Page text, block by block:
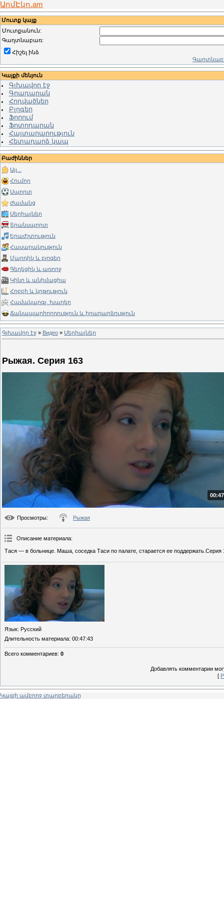
ԱրմԷկո.am
Մուտք կայք
Մուտքանուն:
Գաղտնաբառ:
Հիշել ինձ
Կայքի մենյուն
Գլխավոր էջ
Գրադարան
Հոդվածներ
Բլոգեր
Ֆորում
Ֆոտոդարան
Հայտարարություն
Հետադարձ կապ
Բաժիններ
Այլ...
Հումոր
Սպորտ
Ժամանց
Սերիալներ
Տրանսպորտ
Երաժշտություն
Հասարակություն
Մարդիկ և բլոգեր
Գեղեցիկ և առողջ
Կինո և անիմացիա
Հոբբի և կրթություն
Համակարգչ. խաղեր
Ճանապարհորդություն և իրադարձություն
Գլխավոր էջ » Видео » Սերիալներ
Рыжая. Серия 163
Просмотры: Рыжая
Описание материала:
Тася — в больнице. Маша, соседка Таси по палате, старается ее поддержать.Серия
Язык: Русский
Длительность материала: 00:47:43
Всего комментариев: 0
Добавлять комментарии
[
Կայքի ամբողջ տարբերակը